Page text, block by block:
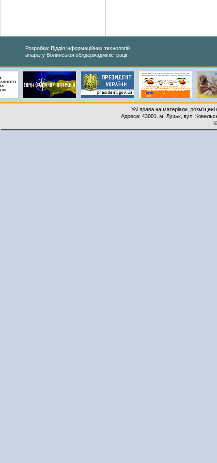
Розробка: Відділ інформаційних технологій
апарату Волинської облдержадміністрації
Усі права на матеріали,
Адреса: 43001, м. Луцьк, вул.